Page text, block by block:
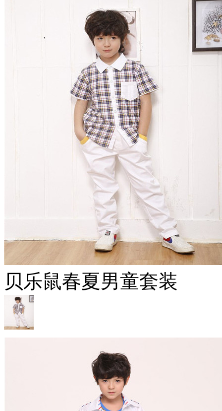
贝乐鼠春夏男童套装